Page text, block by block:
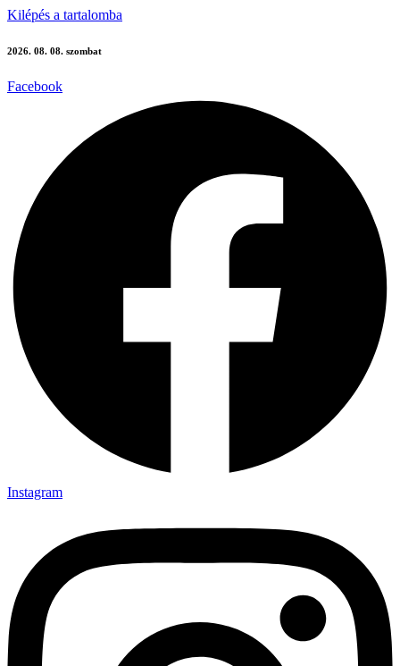
Kilépés a tartalomba
2026. 08. 08. szombat
Facebook
Instagram